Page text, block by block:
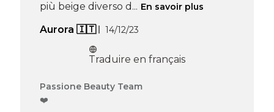
più beige diverso d... En savoir plus
Aurora 🇮🇹
Date
publication
14/12/23
Traduire en français
Commentaires
Passione Beauty Team
❤️